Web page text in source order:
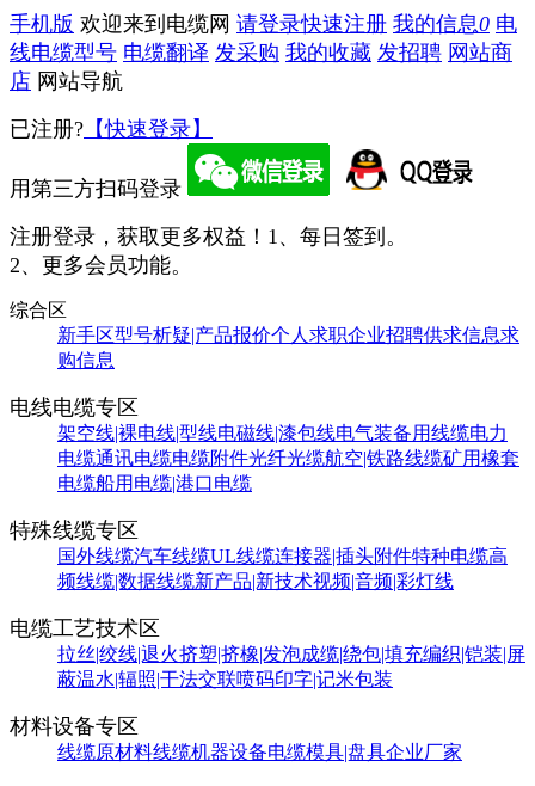
手机版 欢迎来到电缆网 请登录快速注册 我的信息0 电
线电缆型号 电缆翻译 发采购 我的收藏 发招聘 网站商
店 网站导航
已注册? 【快速登录】
用第三方扫码登录
注册登录，获取更多权益！ 1、每日签到。
2、更多会员功能。
综合区
新手区型号析疑|产品报价个人求职企业招聘供求信息求
购信息
电线电缆专区
架空线|裸电线|型线电磁线|漆包线电气装备用线缆电力
电缆通讯电缆电缆附件光纤光缆航空|铁路线缆矿用橡套
电缆船用电缆|港口电缆
特殊线缆专区
国外线缆汽车线缆UL线缆连接器|插头附件特种电缆高
频线缆|数据线缆新产品|新技术视频|音频|彩灯线
电缆工艺技术区
拉丝|绞线|退火挤塑|挤橡|发泡成缆|绕包|填充编织|铠装|屏
蔽温水|辐照|干法交联喷码印字|记米包装
材料设备专区
线缆原材料线缆机器设备电缆模具|盘具企业厂家